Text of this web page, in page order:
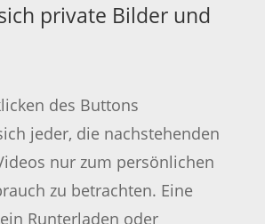
private Bilder und
des Buttons
jeder, die nachstehenden
nur zum persönlichen
zu betrachten. Eine
Runterladen oder